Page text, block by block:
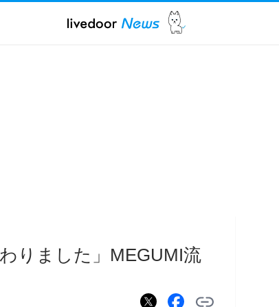
りました」MEGUMI流